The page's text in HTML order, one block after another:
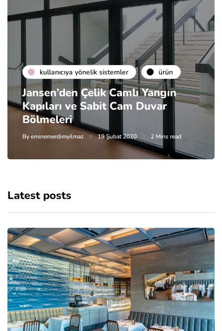
kullanıcıya yönelik sistemler ürün
Jansen’den Çelik Camlı Yangın
Kapıları ve Sabit Cam Duvar
Bölmeleri
Byeminemerdimyilmaz 19 Şubat 2020 2 Mins read
Latest posts